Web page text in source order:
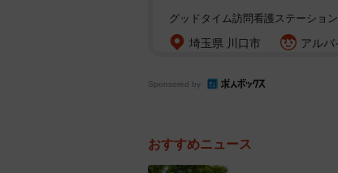
グッドタイム訪問看護ステーショ
埼玉県 川口市 アル
Sponsored by
おすすめニュース